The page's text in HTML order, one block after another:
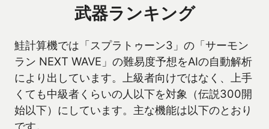
武器ランキング
鮭計算機では「スプラトゥーン3」の「サーモン
ラン NEXT WAVE」の難易度予想をAIの自動解析
により出しています。上級者向けではなく、上手
くても中級者くらいの人以下を対象（伝説300開
始以下）にしています。主な機能は以下のとおり
です。